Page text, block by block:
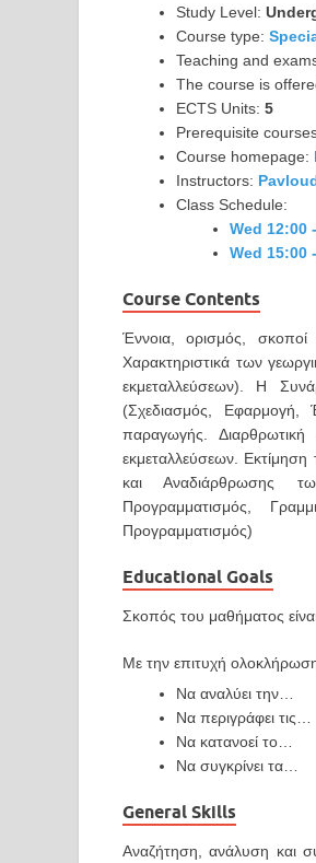
Study Level:
Course type:
Teaching and
The course is
ECTS Units: 5
Prerequisite
Course homepage:
Instructors:
Class Schedule:
Wed 12:00
Wed 15:00
Course Contents
Έννοια, ορισμός, σκοποί
Χαρακτηριστικά των
εκμεταλλεύσεων). Η
(Σχεδιασμός, Εφαρμογή,
παραγωγής.
εκμεταλλεύσεων. Εκτίμηση
και Αναδιάρθρωσης
Προγραμματισμός,
Προγραμματισμός)
Educational Goals
Σκοπός του μαθήματος
Με την επιτυχή
Να αναλύει την…
Να περιγράφει τις…
Να κατανοεί το…
Να συγκρίνει τα…
General Skills
Αναζήτηση, ανάλυση και